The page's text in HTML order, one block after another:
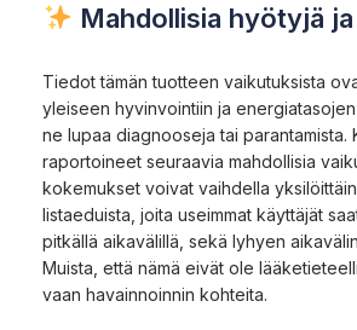
Mahdollisia hyötyjä
Tiedot tämän tuotteen vaikutuksista
yleiseen hyvinvointiin ja
ne lupaa diagnooseja tai parantamista.
raportoineet seuraavia mahdollisia
kokemukset voivat vaihdella
listaeduista, joita useimmat käyttäjät
pitkällä aikavälillä, sekä lyhyen
Muista, että nämä eivät ole
vaan havainnoinnin kohteita.